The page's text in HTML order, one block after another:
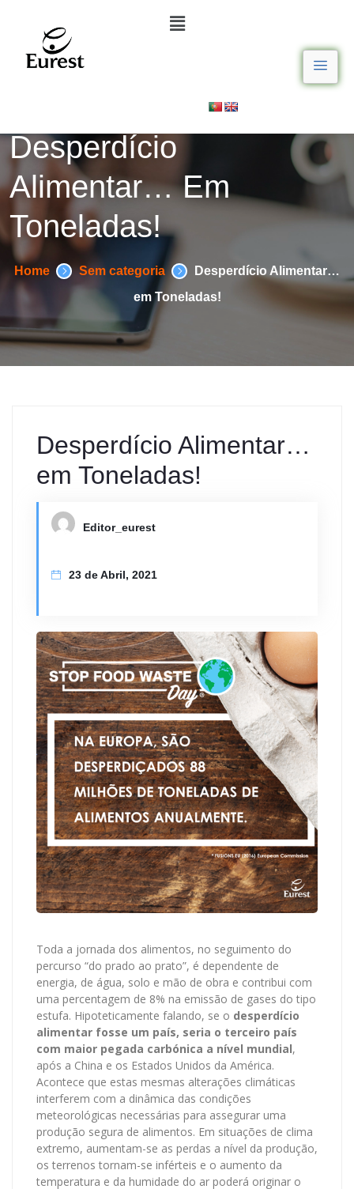
Desperdício
Alimentar… Em
Toneladas!
Home Sem categoria
Desperdício Alimentar…
em Toneladas!
Desperdício Alimentar…
em Toneladas!
Editor_eurest
23 de Abril, 2021
Toda a jornada dos alimentos, no seguimento do
percurso “do prado ao prato”, é dependente de
energia, de água, solo e mão de obra e contribui com
uma percentagem de 8% na emissão de gases do tipo
estufa. Hipoteticamente falando, se o desperdício
alimentar fosse um país, seria o terceiro país
com maior pegada carbónica a nível mundial,
após a China e os Estados Unidos da América.
Acontece que estas mesmas alterações climáticas
interferem com a dinâmica das condições
meteorológicas necessárias para assegurar uma
produção segura de alimentos. Em situações de clima
extremo, aumentam-se as perdas a nível da produção,
os terrenos tornam-se inférteis e o aumento da
temperatura e da humidade do ar poderá originar o